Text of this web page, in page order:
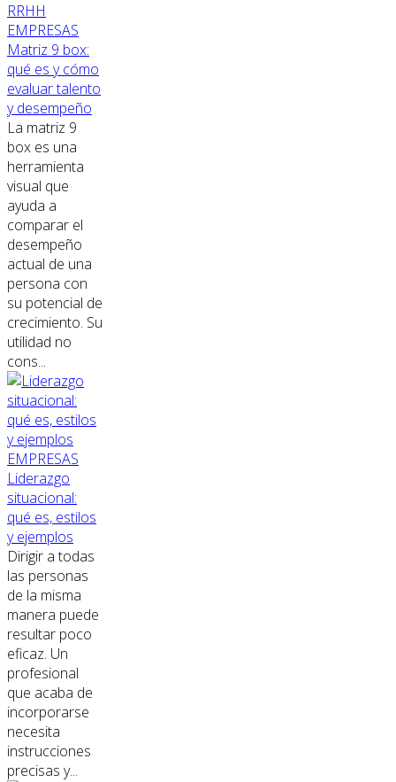
RRHH
EMPRESAS
Matriz 9 box:
qué es y cómo
evaluar talento
y desempeño
La matriz 9
box es una
herramienta
visual que
ayuda a
comparar el
desempeño
actual de una
persona con
su potencial de
crecimiento. Su
utilidad no
cons...
EMPRESAS
Liderazgo
situacional:
qué es, estilos
y ejemplos
Dirigir a todas
las personas
de la misma
manera puede
resultar poco
eficaz. Un
profesional
que acaba de
incorporarse
necesita
instrucciones
precisas y...